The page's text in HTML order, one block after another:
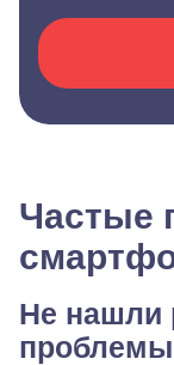
Частые
Не нашли